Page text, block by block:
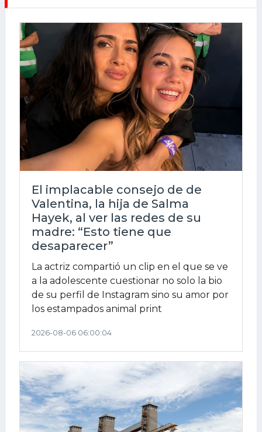
El implacable consejo de de
Valentina, la hija de Salma
Hayek, al ver las redes de su
madre: “Esto tiene que
desaparecer”
La actriz compartió un clip en el que se ve
a la adolescente cuestionar no solo la bio
de su perfil de Instagram sino su amor por
los estampados animal print
2026-08-06 06:00:04